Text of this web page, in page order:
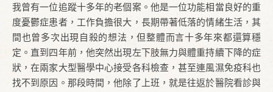
我曾有一位追蹤十多年的老個案。他是一位功能相當良好的重
度憂鬱症患者，工作負擔很大，長期帶著低落的情緒生活，其
間也曾多次出現自殺的想法，但整體而言十多年來都還算穩
定。直到四年前，他突然出現左下肢無力與體重持續下降的症
狀，在兩家大型醫學中心接受各科檢查，甚至連風濕免疫科也
找不到原因。那段時間，他除了上班，就是往返於醫院看診與